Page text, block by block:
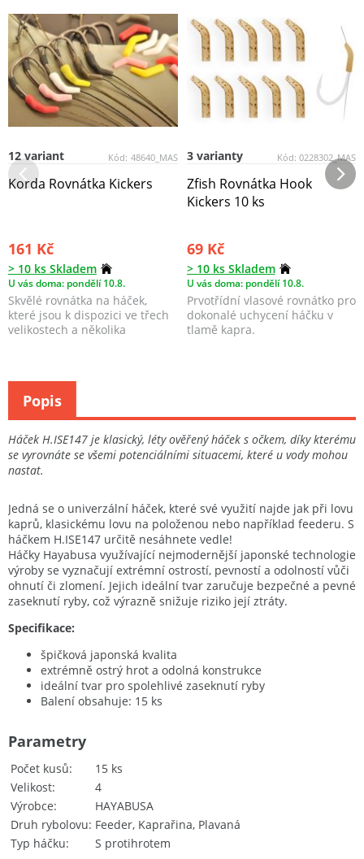
Kód: 48640_MAS
12 variant
Korda Rovnátka Kickers
161 Kč
> 10 ks Skladem
U vás doma: pondělí 10.8.
Skvělé rovnátka na háček,
které jsou k dispozici ve třech
velikostech a několika
Kód: 0228302_MAS
3 varianty
Zfish Rovnátka Hook
Kickers 10 ks
69 Kč
> 10 ks Skladem
U vás doma: pondělí 10.8.
Prvotřídní vlasové rovnátko pro
dokonalé uchycení háčku v
tlamě kapra.
Háček H.ISE147 je klasický, léty ověřený háček s očkem, díky kterému
se vyrovnáte se všemi potenciálními situacemi, které u vody mohou
nastat.
Jedná se o univerzální háček, které své využití najde jak při lovu
kaprů, klasickému lovu na položenou nebo například feederu. S
háčkem H.ISE147 určitě nesáhnete vedle!
Háčky Hayabusa využívající nejmodernější japonské technologie
výroby se vyznačují extrémní ostrostí, pevností a odolností vůči
ohnutí či zlomení. Jejich ideální tvar zaručuje bezpečné a pevné
zaseknutí ryby, což výrazně snižuje riziko její ztráty.
Specifikace:
špičková japonská kvalita
extrémně ostrý hrot a odolná konstrukce
ideální tvar pro spolehlivé zaseknutí ryby
Balení obsahuje: 15 ks
Počet kusů
15 ks
Velikost
4
Výrobce
HAYABUSA
Druh rybolovu Feeder, Kaprařina, Plavaná
Typ háčku
S protihrotem
Parametry
Popis